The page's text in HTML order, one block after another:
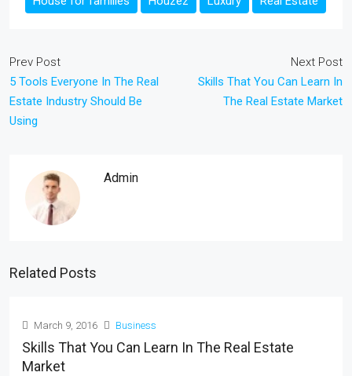
Prev Post
5 Tools Everyone In The Real
Estate Industry Should Be
Using
Next Post
Skills That You Can Learn In
The Real Estate Market
Admin
Related Posts
March 9, 2016 Business
Skills That You Can Learn In The Real Estate
Market